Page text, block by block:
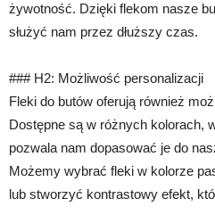
żywotność. Dzięki flekom nasze
służyć nam przez dłuższy czas.
### H2: Możliwość personalizacji
Fleki do butów oferują również
Dostępne są w różnych kolorach,
pozwala nam dopasować je do
Możemy wybrać fleki w kolorze
lub stworzyć kontrastowy efekt,